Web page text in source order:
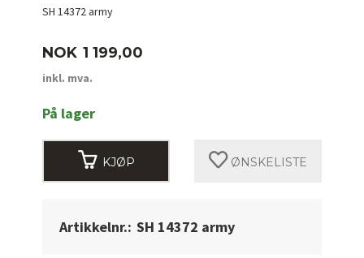
SH 14372 army
Pris
NOK 1 199,00
inkl. mva.
På lager
KJØP ØNSKELISTE
Artikkelnr.: SH 14372 army